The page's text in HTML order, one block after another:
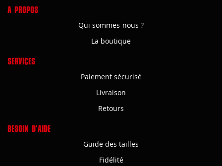
A PROPOS
Qui sommes-nous ?
La boutique
SERVICES
Paiement sécurisé
Livraison
Retours
BESOIN D'AIDE
Guide des tailles
Fidélité